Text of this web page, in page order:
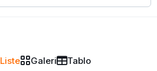
Liste Galeri Tablo